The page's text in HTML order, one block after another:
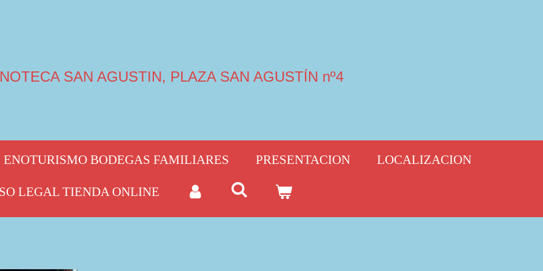
SAN AGUSTIN, PLAZA SAN AGUSTÍN nº4
ENOTURISMO BODEGAS FAMILIARES PRESENTACION LOCALIZACION
LEGAL TIENDA ONLINE